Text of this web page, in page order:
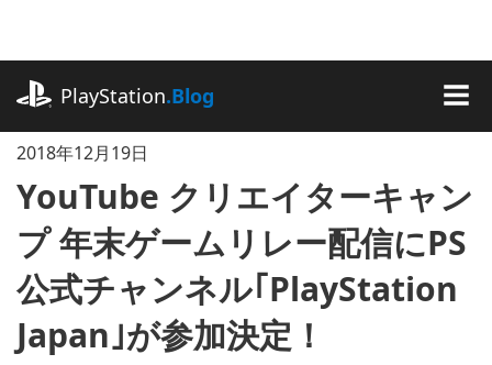
に
キ
ッ
プ
PlayStation.Blog
2018年12月19日
YouTube クリエイターキャン
プ 年末ゲームリレー配信にPS
公式チャンネル｢PlayStation
Japan｣が参加決定！